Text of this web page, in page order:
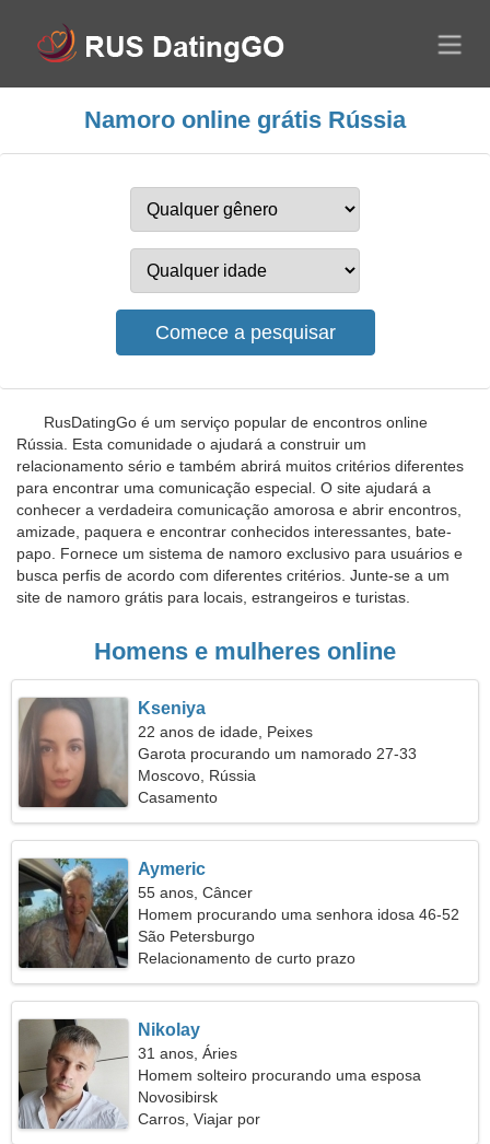
Namoro online grátis Rússia
RusDatingGo é um serviço popular de encontros online
Rússia. Esta comunidade o ajudará a construir um
relacionamento sério e também abrirá muitos critérios diferentes
para encontrar uma comunicação especial. O site ajudará a
conhecer a verdadeira comunicação amorosa e abrir encontros,
amizade, paquera e encontrar conhecidos interessantes, bate-
papo. Fornece um sistema de namoro exclusivo para usuários e
busca perfis de acordo com diferentes critérios. Junte-se a um
site de namoro grátis para locais, estrangeiros e turistas.
Homens e mulheres online
Kseniya
22 anos de idade, Peixes
Garota procurando um namorado 27-33
Moscovo, Rússia
Casamento
Aymeric
55 anos, Câncer
Homem procurando uma senhora idosa 46-52
São Petersburgo
Relacionamento de curto prazo
Nikolay
31 anos, Áries
Homem solteiro procurando uma esposa
Novosibirsk
Carros, Viajar por